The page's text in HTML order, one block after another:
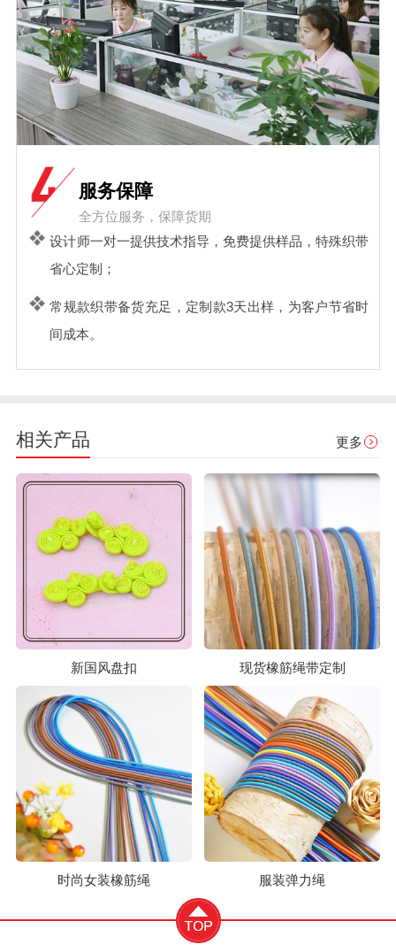
服务保障
全方位服务，保障货期
设计师一对一提供技术指导，免费提供样品，特殊织带
省心定制；
常规款织带备货充足，定制款3天出样，为客户节省时
间成本。
相关产品 更多
新国风盘扣 现货橡筋绳带定制
时尚女装橡筋绳 服装弹力绳